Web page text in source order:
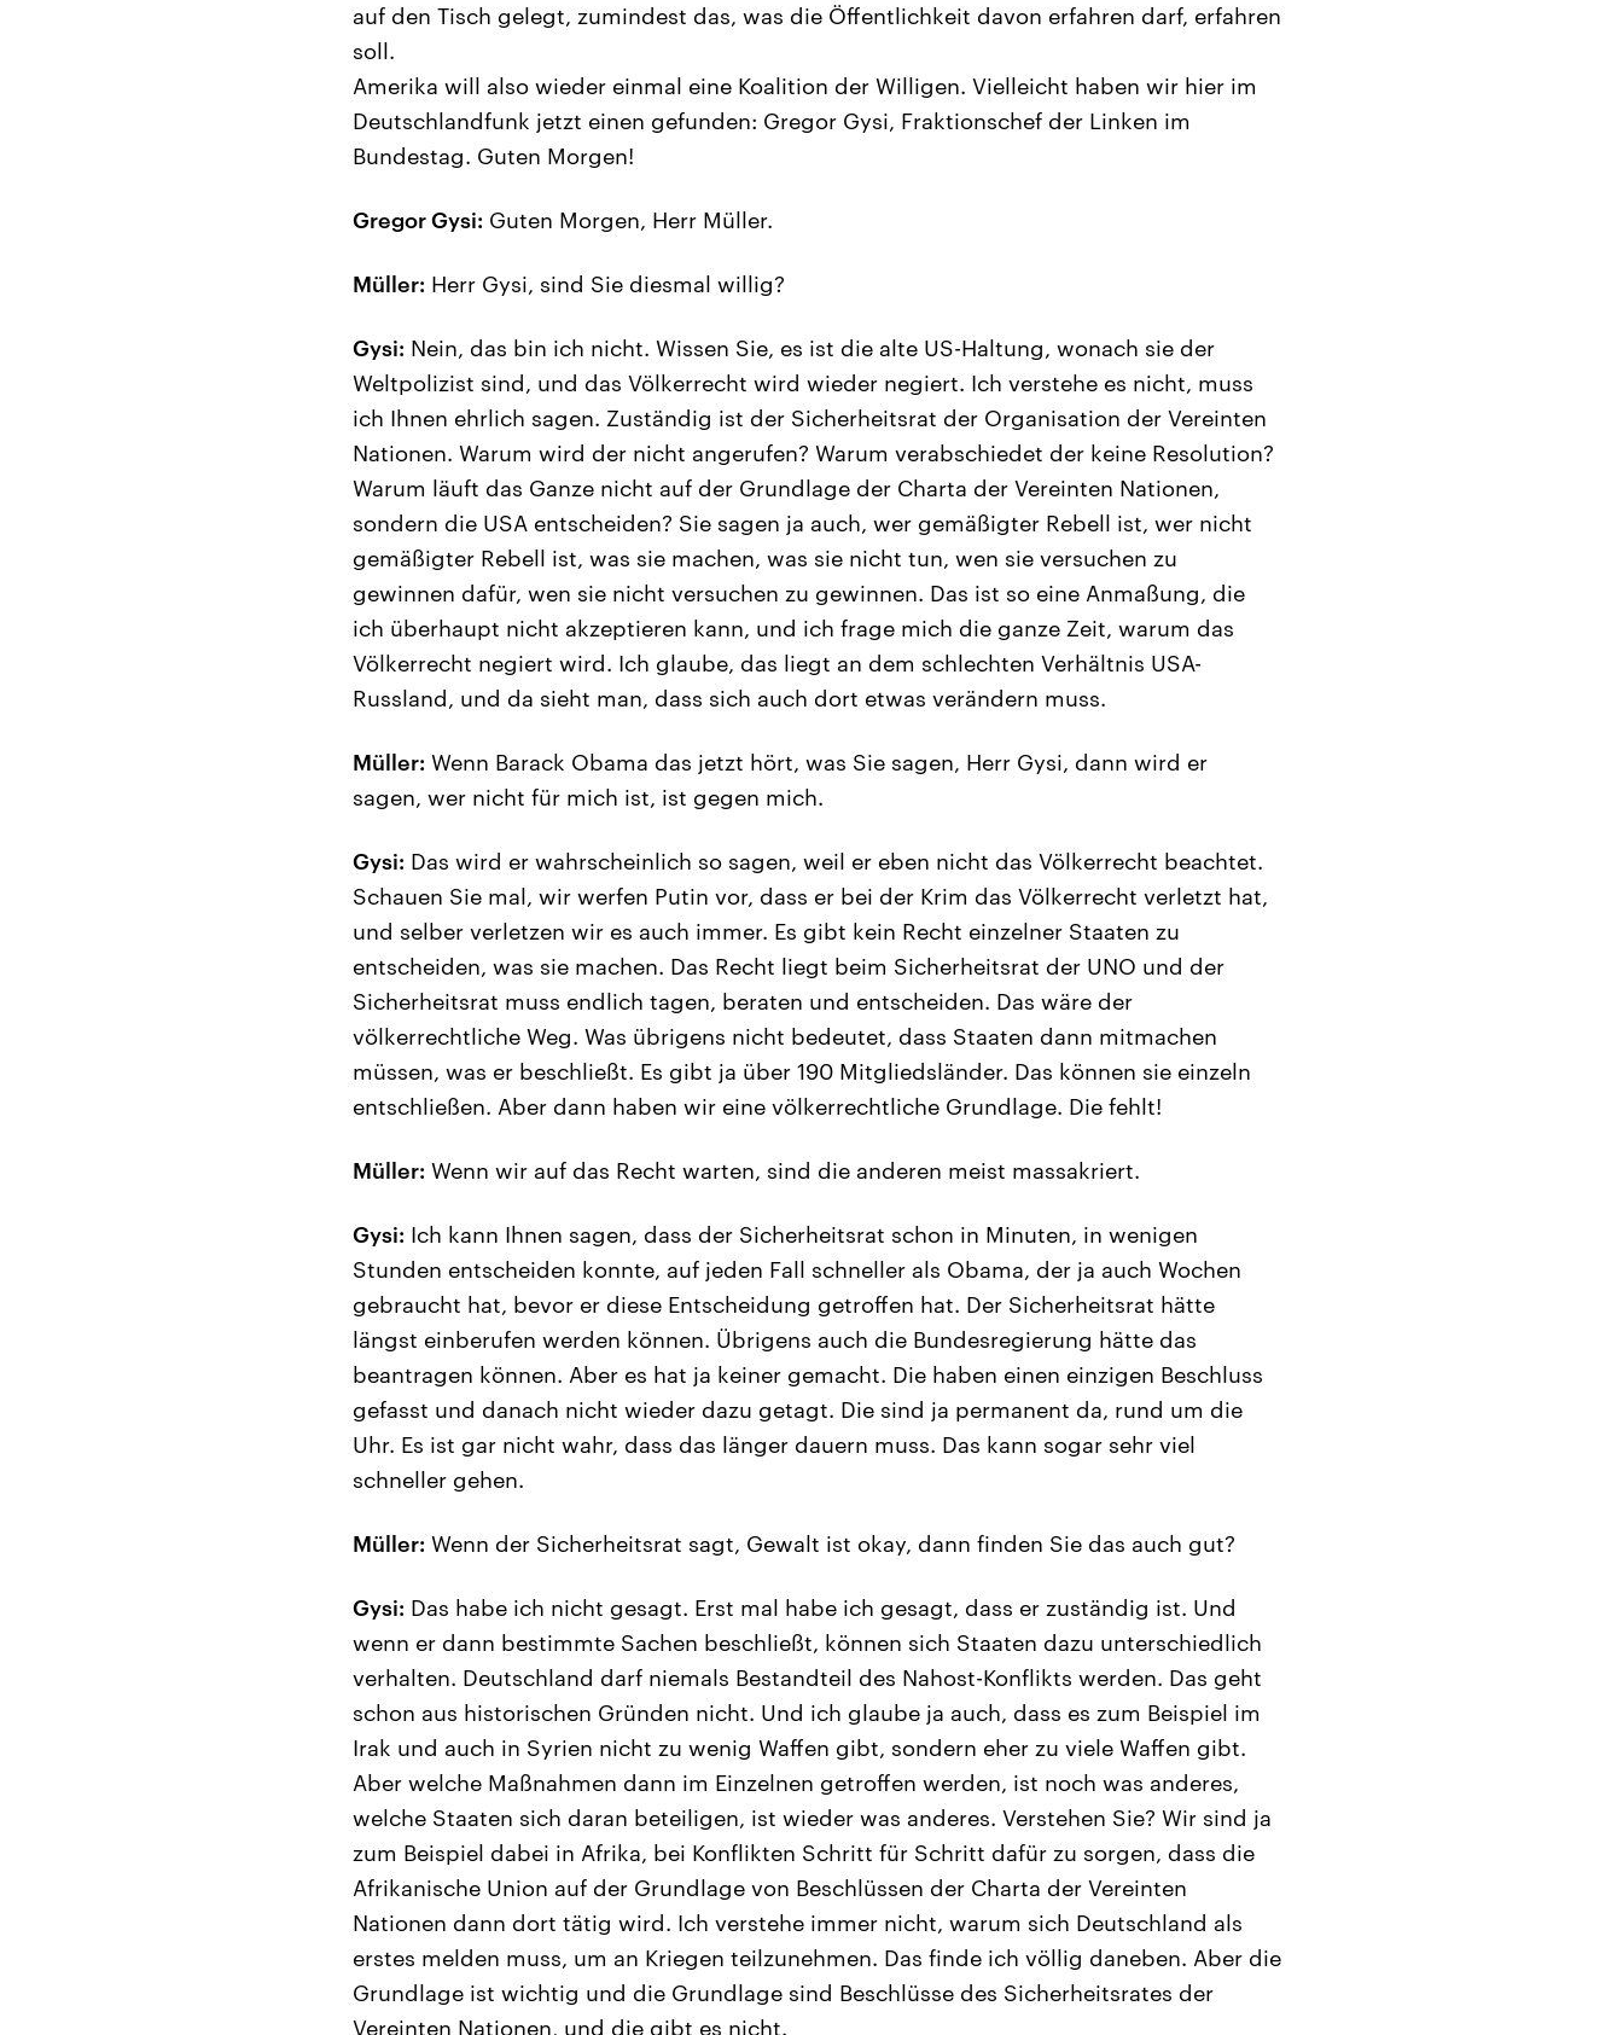
auf den Tisch gelegt, zumindest das, was die Öffentlichkeit davon erfahren darf, erfahren
soll.
Amerika will also wieder einmal eine Koalition der Willigen. Vielleicht haben wir hier im
Deutschlandfunk jetzt einen gefunden: Gregor Gysi, Fraktionschef der Linken im
Bundestag. Guten Morgen!
Gregor Gysi: Guten Morgen, Herr Müller.
Müller: Herr Gysi, sind Sie diesmal willig?
Gysi: Nein, das bin ich nicht. Wissen Sie, es ist die alte US-Haltung, wonach sie der
Weltpolizist sind, und das Völkerrecht wird wieder negiert. Ich verstehe es nicht, muss
ich Ihnen ehrlich sagen. Zuständig ist der Sicherheitsrat der Organisation der Vereinten
Nationen. Warum wird der nicht angerufen? Warum verabschiedet der keine Resolution?
Warum läuft das Ganze nicht auf der Grundlage der Charta der Vereinten Nationen,
sondern die USA entscheiden? Sie sagen ja auch, wer gemäßigter Rebell ist, wer nicht
gemäßigter Rebell ist, was sie machen, was sie nicht tun, wen sie versuchen zu
gewinnen dafür, wen sie nicht versuchen zu gewinnen. Das ist so eine Anmaßung, die
ich überhaupt nicht akzeptieren kann, und ich frage mich die ganze Zeit, warum das
Völkerrecht negiert wird. Ich glaube, das liegt an dem schlechten Verhältnis USA-
Russland, und da sieht man, dass sich auch dort etwas verändern muss.
Müller: Wenn Barack Obama das jetzt hört, was Sie sagen, Herr Gysi, dann wird er
sagen, wer nicht für mich ist, ist gegen mich.
Gysi: Das wird er wahrscheinlich so sagen, weil er eben nicht das Völkerrecht beachtet.
Schauen Sie mal, wir werfen Putin vor, dass er bei der Krim das Völkerrecht verletzt hat,
und selber verletzen wir es auch immer. Es gibt kein Recht einzelner Staaten zu
entscheiden, was sie machen. Das Recht liegt beim Sicherheitsrat der UNO und der
Sicherheitsrat muss endlich tagen, beraten und entscheiden. Das wäre der
völkerrechtliche Weg. Was übrigens nicht bedeutet, dass Staaten dann mitmachen
müssen, was er beschließt. Es gibt ja über 190 Mitgliedsländer. Das können sie einzeln
entschließen. Aber dann haben wir eine völkerrechtliche Grundlage. Die fehlt!
Müller: Wenn wir auf das Recht warten, sind die anderen meist massakriert.
Gysi: Ich kann Ihnen sagen, dass der Sicherheitsrat schon in Minuten, in wenigen
Stunden entscheiden konnte, auf jeden Fall schneller als Obama, der ja auch Wochen
gebraucht hat, bevor er diese Entscheidung getroffen hat. Der Sicherheitsrat hätte
längst einberufen werden können. Übrigens auch die Bundesregierung hätte das
beantragen können. Aber es hat ja keiner gemacht. Die haben einen einzigen Beschluss
gefasst und danach nicht wieder dazu getagt. Die sind ja permanent da, rund um die
Uhr. Es ist gar nicht wahr, dass das länger dauern muss. Das kann sogar sehr viel
schneller gehen.
Müller: Wenn der Sicherheitsrat sagt, Gewalt ist okay, dann finden Sie das auch gut?
Gysi: Das habe ich nicht gesagt. Erst mal habe ich gesagt, dass er zuständig ist. Und
wenn er dann bestimmte Sachen beschließt, können sich Staaten dazu unterschiedlich
verhalten. Deutschland darf niemals Bestandteil des Nahost-Konflikts werden. Das geht
schon aus historischen Gründen nicht. Und ich glaube ja auch, dass es zum Beispiel im
Irak und auch in Syrien nicht zu wenig Waffen gibt, sondern eher zu viele Waffen gibt.
Aber welche Maßnahmen dann im Einzelnen getroffen werden, ist noch was anderes,
welche Staaten sich daran beteiligen, ist wieder was anderes. Verstehen Sie? Wir sind ja
zum Beispiel dabei in Afrika, bei Konflikten Schritt für Schritt dafür zu sorgen, dass die
Afrikanische Union auf der Grundlage von Beschlüssen der Charta der Vereinten
Nationen dann dort tätig wird. Ich verstehe immer nicht, warum sich Deutschland als
erstes melden muss, um an Kriegen teilzunehmen. Das finde ich völlig daneben. Aber die
Grundlage ist wichtig und die Grundlage sind Beschlüsse des Sicherheitsrates der
Vereinten Nationen, und die gibt es nicht.